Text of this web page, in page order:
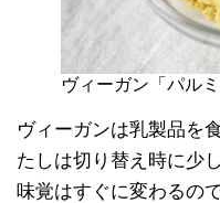
ヴィーガン「パルミ
ヴィーガンは乳製品を
たしは切り替え時に少
味覚はすぐに変わるの